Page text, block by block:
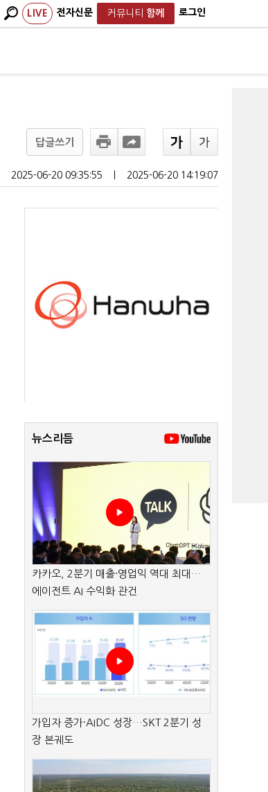
LIVE 전자신문 커뮤니티 함께 로그인
답글쓰기
2025-06-20 09:35:55 2025-06-20 14:19:07
뉴스리듬
카카오, 2분기 매출·영업익 역대 최대…
에이전트 AI 수익화 관건
가입자 증가·AIDC 성장…SKT 2분기 성
장 본궤도